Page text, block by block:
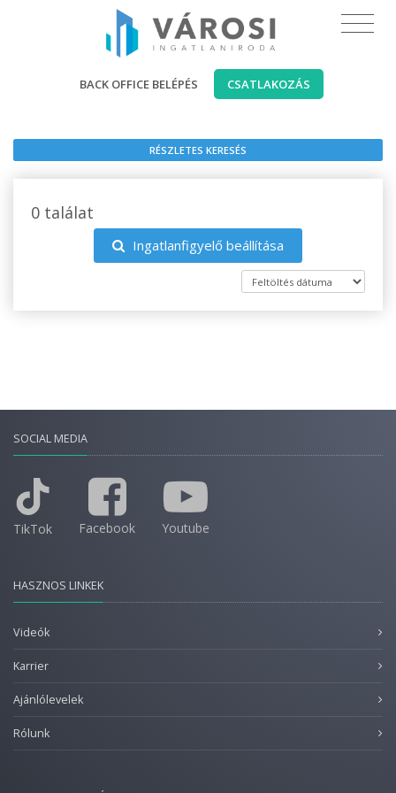
BACK OFFICE BELÉPÉS CSATLAKOZÁS
RÉSZLETES KERESÉS
0 találat
Ingatlanfigyelő beállítása
SOCIAL MEDIA
TikTok Facebook Youtube
HASZNOS LINKEK
Videók
Karrier
Ajánlólevelek
Rólunk